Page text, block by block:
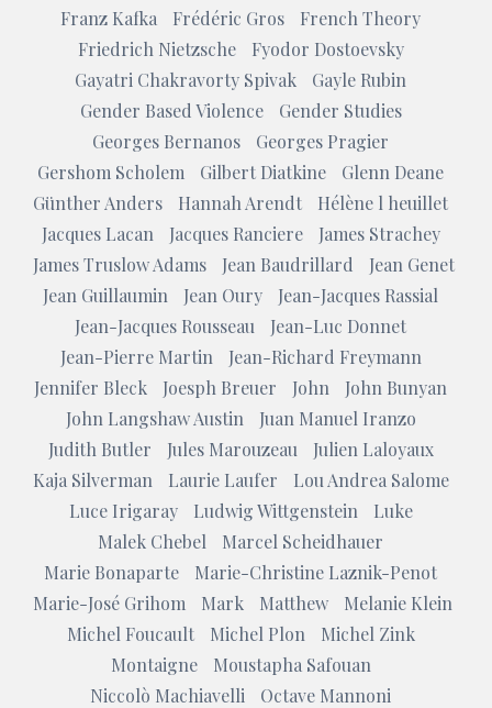
Franz Kafka
Frédéric Gros
French Theory
Friedrich Nietzsche
Fyodor Dostoevsky
Gayatri Chakravorty Spivak
Gayle Rubin
Gender Based Violence
Gender Studies
Georges Bernanos
Georges Pragier
Gershom Scholem
Gilbert Diatkine
Glenn Deane
Günther Anders
Hannah Arendt
Hélène l heuillet
Jacques Lacan
Jacques Ranciere
James Strachey
James Truslow Adams
Jean Baudrillard
Jean Genet
Jean Guillaumin
Jean Oury
Jean-Jacques Rassial
Jean-Jacques Rousseau
Jean-Luc Donnet
Jean-Pierre Martin
Jean-Richard Freymann
Jennifer Bleck
Joesph Breuer John
John Bunyan
John Langshaw Austin
Juan Manuel Iranzo
Judith Butler
Jules Marouzeau
Julien Laloyaux
Kaja Silverman
Laurie Laufer
Lou Andrea Salome
Luce Irigaray
Ludwig Wittgenstein
Luke
Malek Chebel
Marcel Scheidhauer
Marie Bonaparte
Marie-Christine Laznik-Penot
Marie-José Grihom
Mark Matthew
Melanie Klein
Michel Foucault
Michel Plon
Michel Zink
Montaigne
Moustapha Safouan
Niccolò Machiavelli
Octave Mannoni